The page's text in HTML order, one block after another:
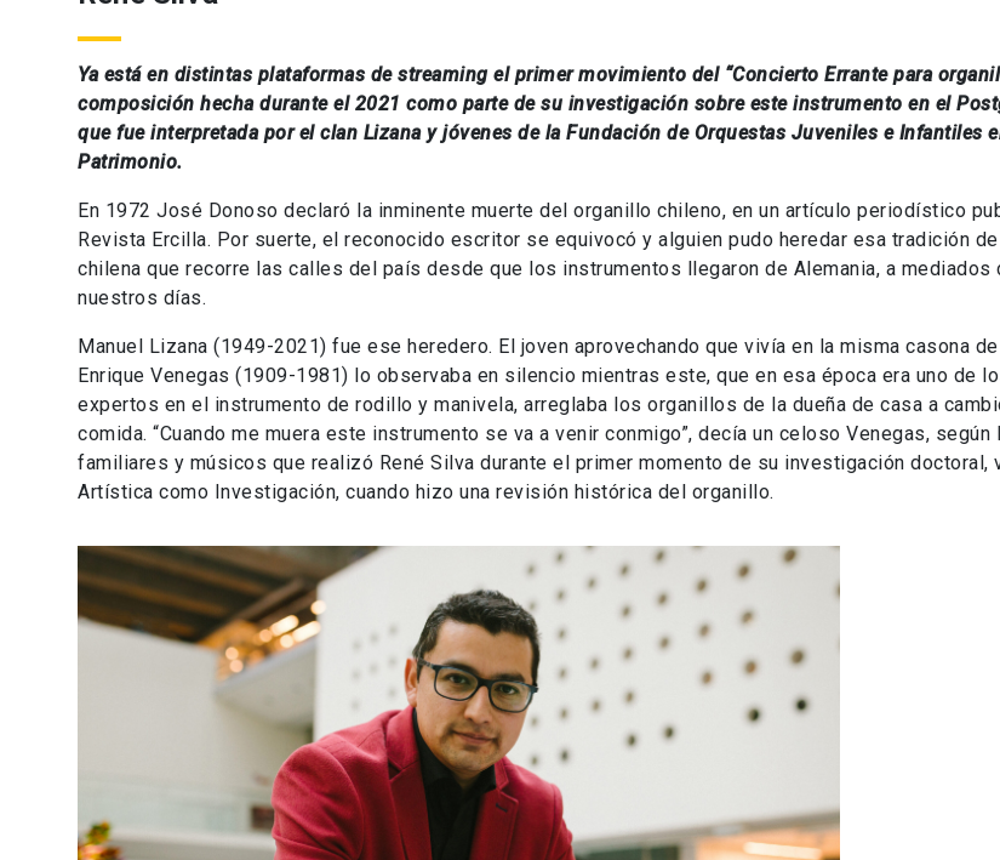
Ya está en distintas plataformas de streaming el primer movimiento del “Concierto Errante para
composición hecha durante el 2021 como parte de su investigación sobre este instrumento en el
que fue interpretada por el clan Lizana y jóvenes de la Fundación de Orquestas Juveniles e Infantiles
Patrimonio.
En 1972 José Donoso declaró la inminente muerte del organillo chileno, en un artículo periodístico
Revista Ercilla. Por suerte, el reconocido escritor se equivocó y alguien pudo heredar esa tradición
chilena que recorre las calles del país desde que los instrumentos llegaron de Alemania, a mediados
nuestros días.
Manuel Lizana (1949-2021) fue ese heredero. El joven aprovechando que vivía en la misma casona
Enrique Venegas (1909-1981) lo observaba en silencio mientras este, que en esa época era uno de
expertos en el instrumento de rodillo y manivela, arreglaba los organillos de la dueña de casa a
comida. “Cuando me muera este instrumento se va a venir conmigo”, decía un celoso Venegas,
familiares y músicos que realizó René Silva durante el primer momento de su investigación doctoral,
Artística como Investigación, cuando hizo una revisión histórica del organillo.